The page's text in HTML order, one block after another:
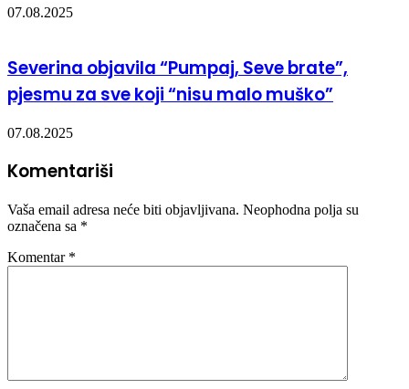
07.08.2025
Severina objavila “Pumpaj, Seve brate”,
pjesmu za sve koji “nisu malo muško”
07.08.2025
Komentariši
Vaša email adresa neće biti objavljivana. Neophodna polja su
označena sa *
Komentar *